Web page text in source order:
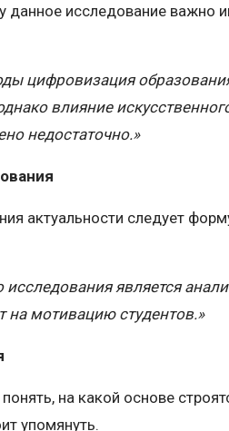
данное исследование важно
цифровизация
влияние
недостаточно.»
актуальности следует
является
на мотивацию студентов.»
на какой основе
упомянуть.